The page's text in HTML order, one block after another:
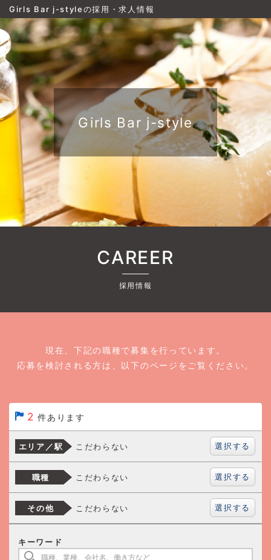
Girls Bar j-styleの採用・求人情報
Girls Bar j-style
CAREER
採用情報
現在、下記の職種で募集を行っています。
応募を検討される方は、以下のページをご覧ください。
2 件あります
エリア／駅 こだわらない 選択する
職種 こだわらない 選択する
その他 こだわらない 選択する
キーワード